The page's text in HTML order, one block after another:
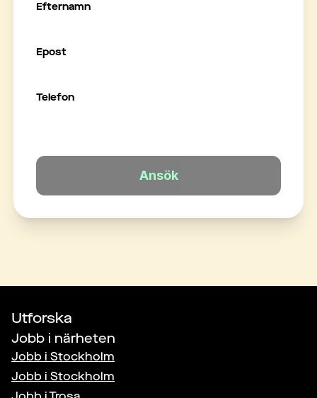
Efternamn
Epost
Telefon
Ansök
Utforska
Jobb i närheten
Jobb i Stockholm
Jobb i Stockholm